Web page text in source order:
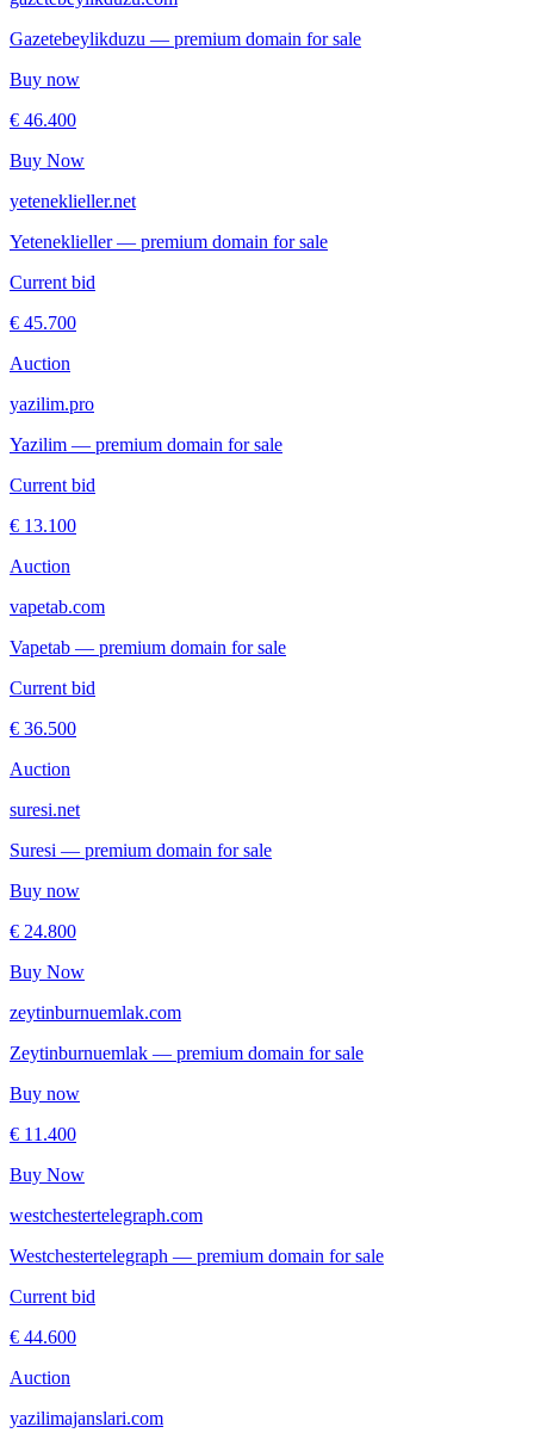
Gazetebeylikduzu — premium domain for sale
Buy now
€ 46.400
Buy Now
yeteneklieller.net
Yeteneklieller — premium domain for sale
Current bid
€ 45.700
Auction
yazilim.pro
Yazilim — premium domain for sale
Current bid
€ 13.100
Auction
vapetab.com
Vapetab — premium domain for sale
Current bid
€ 36.500
Auction
suresi.net
Suresi — premium domain for sale
Buy now
€ 24.800
Buy Now
zeytinburnuemlak.com
Zeytinburnuemlak — premium domain for sale
Buy now
€ 11.400
Buy Now
westchestertelegraph.com
Westchestertelegraph — premium domain for sale
Current bid
€ 44.600
Auction
yazilimajanslari.com